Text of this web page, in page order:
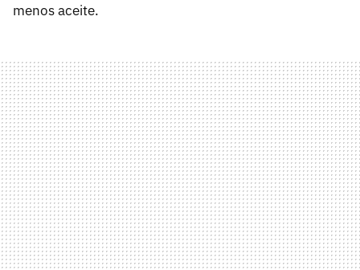
menos aceite.